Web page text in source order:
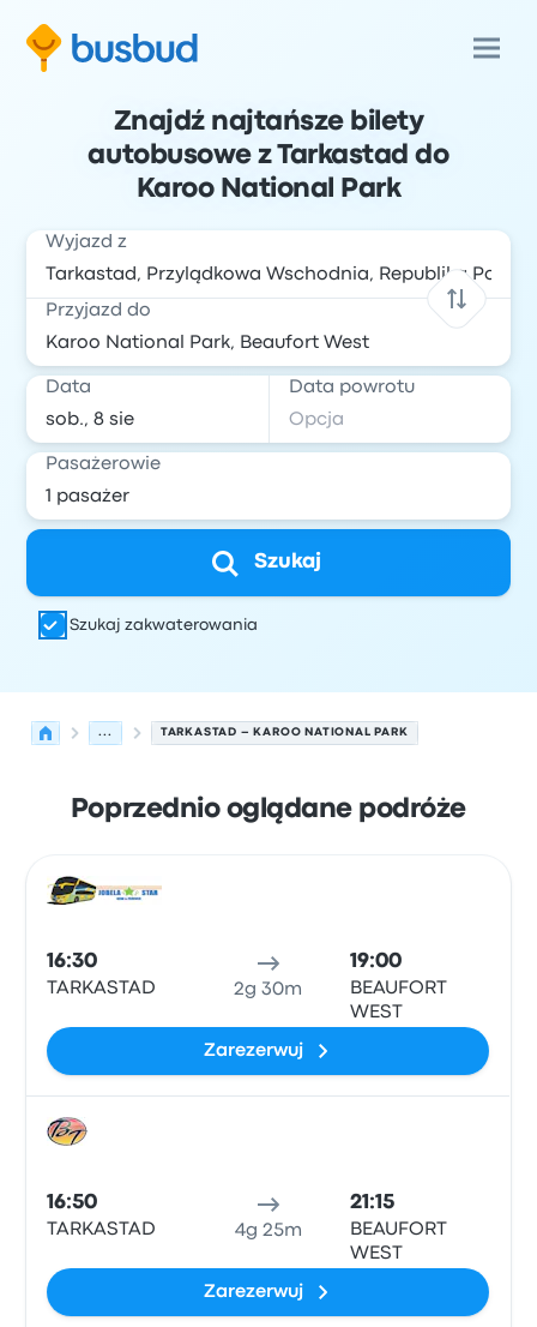
Znajdź najtańsze bilety
autobusowe z Tarkastad do
Karoo National Park
Wyjazd z
Przyjazd do
Data Data powrotu
Pasażerowie
Szukaj
Szukaj zakwaterowania
... TARKASTAD – KAROO NATIONAL PARK
Poprzednio oglądane podróże
16:30
TARKASTAD 2g 30m
19:00
BEAUFORT
WEST
Zarezerwuj
16:50
TARKASTAD 4g 25m
21:15
BEAUFORT
WEST
Zarezerwuj